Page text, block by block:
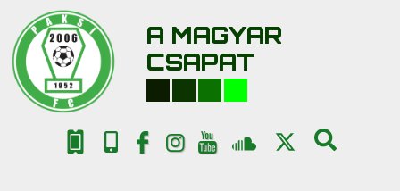
A MAGYAR
CSAPAT